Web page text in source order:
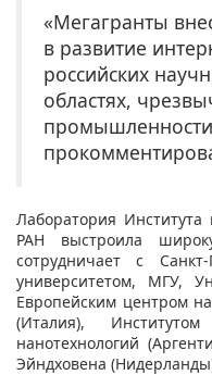
«Мегагранты
в развитие
российских
областях,
Лаборатория Института
РАН выстроила
сотрудничает с Санкт-
университетом, МГУ,
Европейским центром
(Италия),
нанотехнологий
Эйндховена